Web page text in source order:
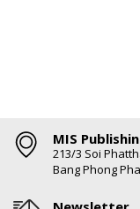
MIS
213/3 Soi
Bang Phong